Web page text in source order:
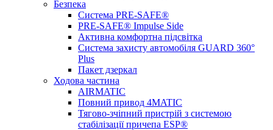
Безпека
Система PRE-SAFE®
PRE-SAFE® Impulse Side
Активна комфортна підсвітка
Система захисту автомобіля GUARD 360°
Plus
Пакет дзеркал
Ходова частина
AIRMATIC
Повний привод 4MATIC
Тягово-зчіпний пристрій з системою
стабілізації причепа ESP®